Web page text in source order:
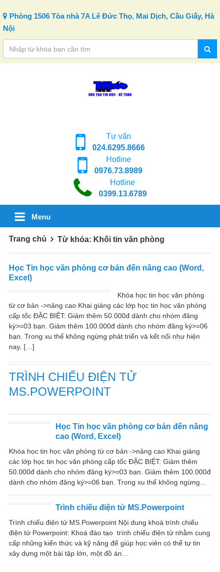
Phòng 1506 Tòa nhà 7A Lê Đức Thọ, Mai Dịch, Cầu Giấy, Hà
Nội
Tư vấn
024.6295.8666
Hotline
0976.73.8989
Hotline
0399.13.6789
Menu
Trang chủ Từ khóa: Khối tin văn phòng
Học Tin học văn phòng cơ bản đến nâng cao (Word,
Excel)
Khóa học tin học văn phòng
từ cơ bản ->nâng cao Khai giảng các lớp học tin học văn phòng
cấp tốc ĐẶC BIỆT: Giảm thêm 50.000đ dành cho nhóm đăng
ký>=03 bạn. Giảm thêm 100.000đ dành cho nhóm đăng ký>=06
bạn. Trong xu thế không ngừng phát triển và kết nối như hiện
nay, […]
TRÌNH CHIẾU ĐIỆN TỬ
MS.POWERPOINT
Học Tin học văn phòng cơ bản đến nâng
cao (Word, Excel)
Khóa học tin học văn phòng từ cơ bản ->nâng cao Khai giảng
các lớp học tin học văn phòng cấp tốc ĐẶC BIỆT: Giảm thêm
50.000đ dành cho nhóm đăng ký>=03 bạn. Giảm thêm 100.000đ
dành cho nhóm đăng ký>=06 bạn. Trong xu thế không ngừng...
Trình chiếu điện tử MS.Powerpoint
Trình chiếu điện tử MS.Powerpoint Nội dung khoá trình chiếu
điện tử Powerpoint: Khoá đào tạo trình chiếu điện tử nhằm cung
cấp những kiến thức và kỹ năng để giúp học viên có thể tự tin
xây dựng một bài tập lớn, một đồ án...